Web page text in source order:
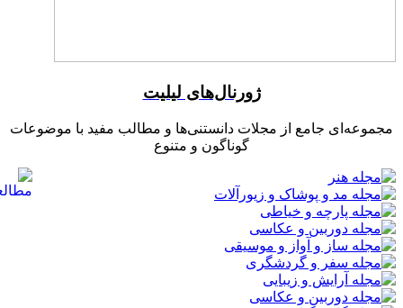
ژورنال‌های لیلیت
مجموعه‌ای جامع از مجلات دانستنی‌ها و مطالب مفید با موضوعات
گوناگون و متنوع